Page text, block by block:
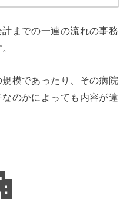
までの一連の流れの事務
模であったり、その病院
のかによっても内容が違